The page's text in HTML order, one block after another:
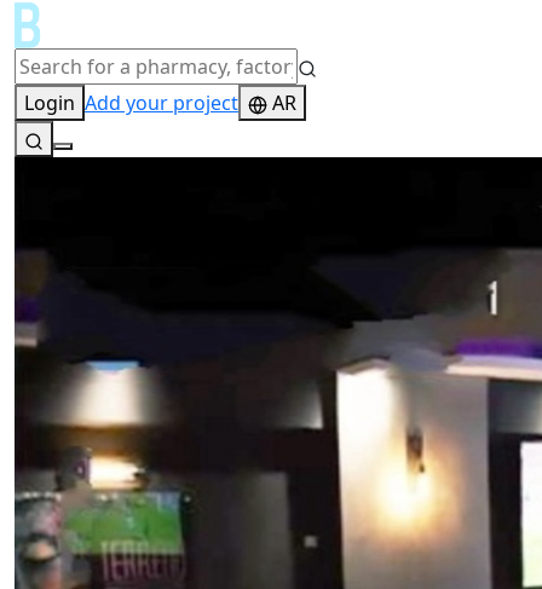
Login Add your project AR